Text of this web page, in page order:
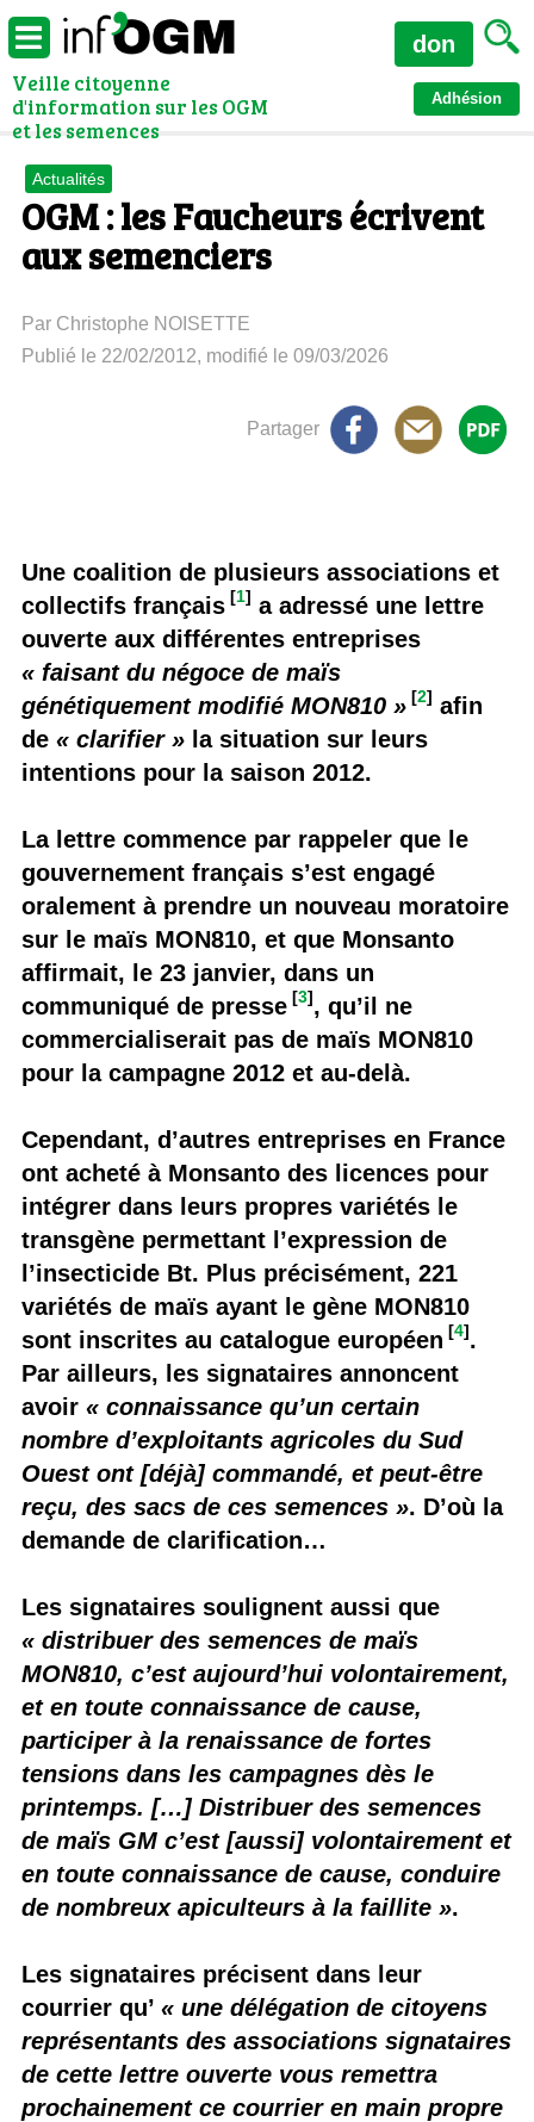
Veille citoyenne
d'information sur les OGM
et les semences
Adhésion
don
Actualités
OGM : les Faucheurs écrivent
aux semenciers
Par Christophe NOISETTE
Publié le 22/02/2012, modifié le 09/03/2026
Partager
Une coalition de plusieurs associations et
collectifs français [1] a adressé une lettre
ouverte aux différentes entreprises
« faisant du négoce de maïs
génétiquement modifié MON810 » [2] afin
de « clarifier »la situation sur leurs
intentions pour la saison 2012.
La lettre commence par rappeler que le
gouvernement français s’est engagé
oralement à prendre un nouveau moratoire
sur le maïs MON810, et que Monsanto
affirmait, le 23 janvier, dans un
communiqué de presse [3], qu’il ne
commercialiserait pas de maïs MON810
pour la campagne 2012 et au-delà.
Cependant, d’autres entreprises en France
ont acheté à Monsanto des licences pour
intégrer dans leurs propres variétés le
transgène permettant l’expression de
l’insecticide Bt. Plus précisément, 221
variétés de maïs ayant le gène MON810
sont inscrites au catalogue européen [4].
Par ailleurs, les signataires annoncent
avoir « connaissance qu’un certain
nombre d’exploitants agricoles du Sud
Ouest ont [déjà] commandé, et peut-être
reçu, des sacs de ces semences ». D’où la
demande de clarification…
Les signataires soulignent aussi que
« distribuer des semences de maïs
MON810, c’est aujourd’hui volontairement,
et en toute connaissance de cause,
participer à la renaissance de fortes
tensions dans les campagnes dès le
printemps. […] Distribuer des semences
de maïs GM c’est [aussi] volontairement et
en toute connaissance de cause, conduire
de nombreux apiculteurs à la faillite ».
Les signataires précisent dans leur
courrier qu’ « une délégation de citoyens
représentants des associations signataires
de cette lettre ouverte vous remettra
prochainement ce courrier en main propre